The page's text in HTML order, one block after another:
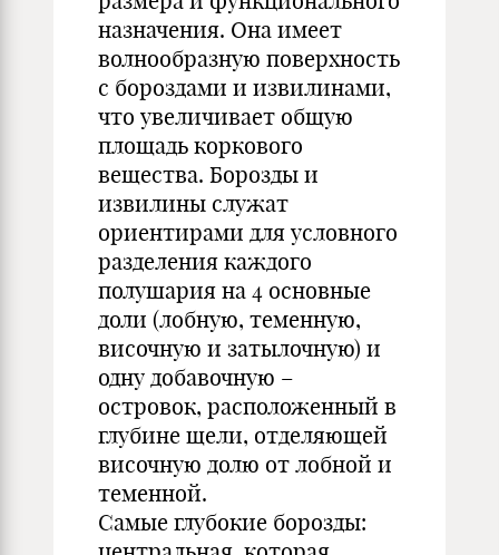
назначения. Она имеет
волнообразную поверхность
с бороздами и извилинами,
что увеличивает общую
площадь коркового
вещества. Борозды и
извилины служат
ориентирами для условного
разделения каждого
полушария на 4 основные
доли (лобную, теменную,
височную и затылочную) и
одну добавочную –
островок, расположенный в
глубине щели, отделяющей
височную долю от лобной и
теменной.
Самые глубокие борозды: